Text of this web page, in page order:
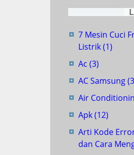
7 Mesin Cuci
Listrik(1)
Ac (3)
AC Samsung
Air
Apk(12)
Arti Kode
dan Cara